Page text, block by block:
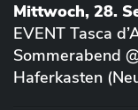
Mittwoch, 28.
EVENT Tasca
Sommerabend
Haferkasten